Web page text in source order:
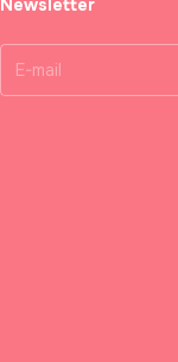
Newsletter